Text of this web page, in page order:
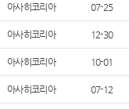
아사히코리아 07-25
아사히코리아 12-30
아사히코리아 10-01
아사히코리아 07-12